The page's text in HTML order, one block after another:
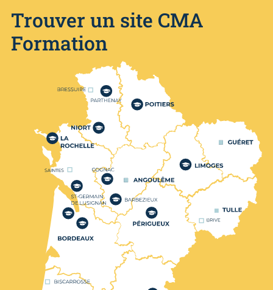
Trouver un site CMA
Formation
Nos centres de formation